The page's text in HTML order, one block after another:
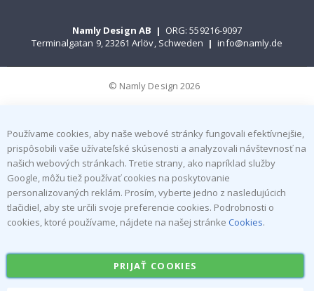
Namly Design AB | ORG: 559216-9097
Terminalgatan 9, 23261 Arlöv, Schweden | info@namly.de
© Namly Design 2026
Používame cookies, aby naše webové stránky fungovali efektívnejšie,
prispôsobili vaše užívateľské skúsenosti a analyzovali návštevnosť na
našich webových stránkach. Tretie strany, ako napríklad služby
Google, môžu tiež používať cookies na poskytovanie
personalizovaných reklám. Prosím, vyberte jedno z nasledujúcich
tlačidiel, aby ste určili svoje preferencie cookies. Podrobnosti o
cookies, ktoré používame, nájdete na našej stránke Cookies.
PRIJAŤ COOKIES